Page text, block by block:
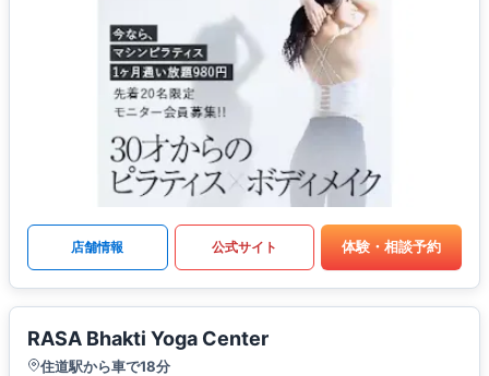
店舗情報 公式サイト 体験・相談予約
RASA Bhakti Yoga Center
住道駅から車で18分